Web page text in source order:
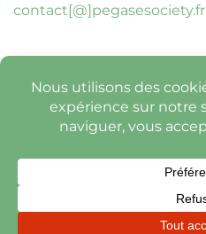
contact[@]pegasesociety.fr
© Pégase Society 2026 -
Tous droits réservés